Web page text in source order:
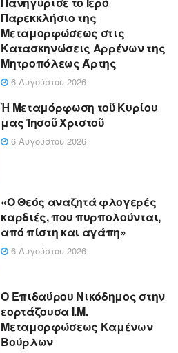
Παρεκκλήσιο της
Μεταμορφώσεως στις
Κατασκηνώσεις Αρρένων της
Μητροπόλεως Άρτης
6 Αυγούστου 2026
Ἡ Μεταμόρφωση τοῦ Κυρίου
μας Ἰησοῦ Χριστοῦ
6 Αυγούστου 2026
«Ο Θεός αναζητά φλογερές
καρδιές, που πυρπολούνται,
από πίστη και αγάπη»
6 Αυγούστου 2026
Ο Επιδαύρου Νικόδημος στην
εορτάζουσα Ι.Μ.
Μεταμορφώσεως Καμένων
Βούρλων